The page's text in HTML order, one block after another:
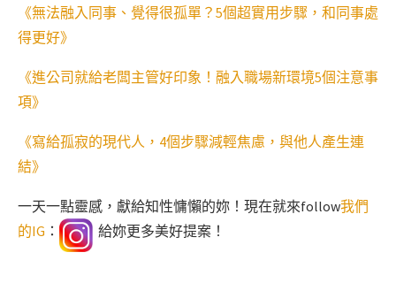
《無法融入同事、覺得很孤單？5個超實用步驟，和同事處
得更好》
《進公司就給老闆主管好印象！融入職場新環境5個注意事
項》
《寫給孤寂的現代人，4個步驟減輕焦慮，與他人產生連
結》
一天一點靈感，獻給知性慵懶的妳！現在就來follow我們
的IG ： 給妳更多美好提案！